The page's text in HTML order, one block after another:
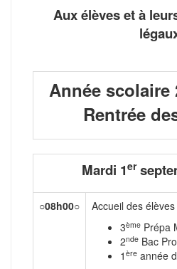
Aux élèves et à
Année scolaire
Rentrée
Mardi 1er
○08h00○
Accueil des
3ème Prépa
2nde Bac Pro
1 ère année